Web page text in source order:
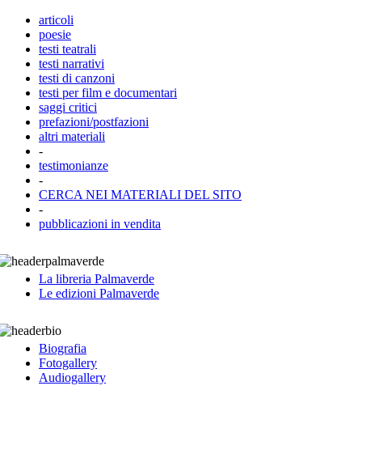
articoli
poesie
testi teatrali
testi narrativi
testi di canzoni
testi per film e documentari
saggi critici
prefazioni/postfazioni
altri materiali
-
testimonianze
-
CERCA NEI MATERIALI DEL SITO
-
pubblicazioni in vendita
La libreria Palmaverde
Le edizioni Palmaverde
Biografia
Fotogallery
Audiogallery